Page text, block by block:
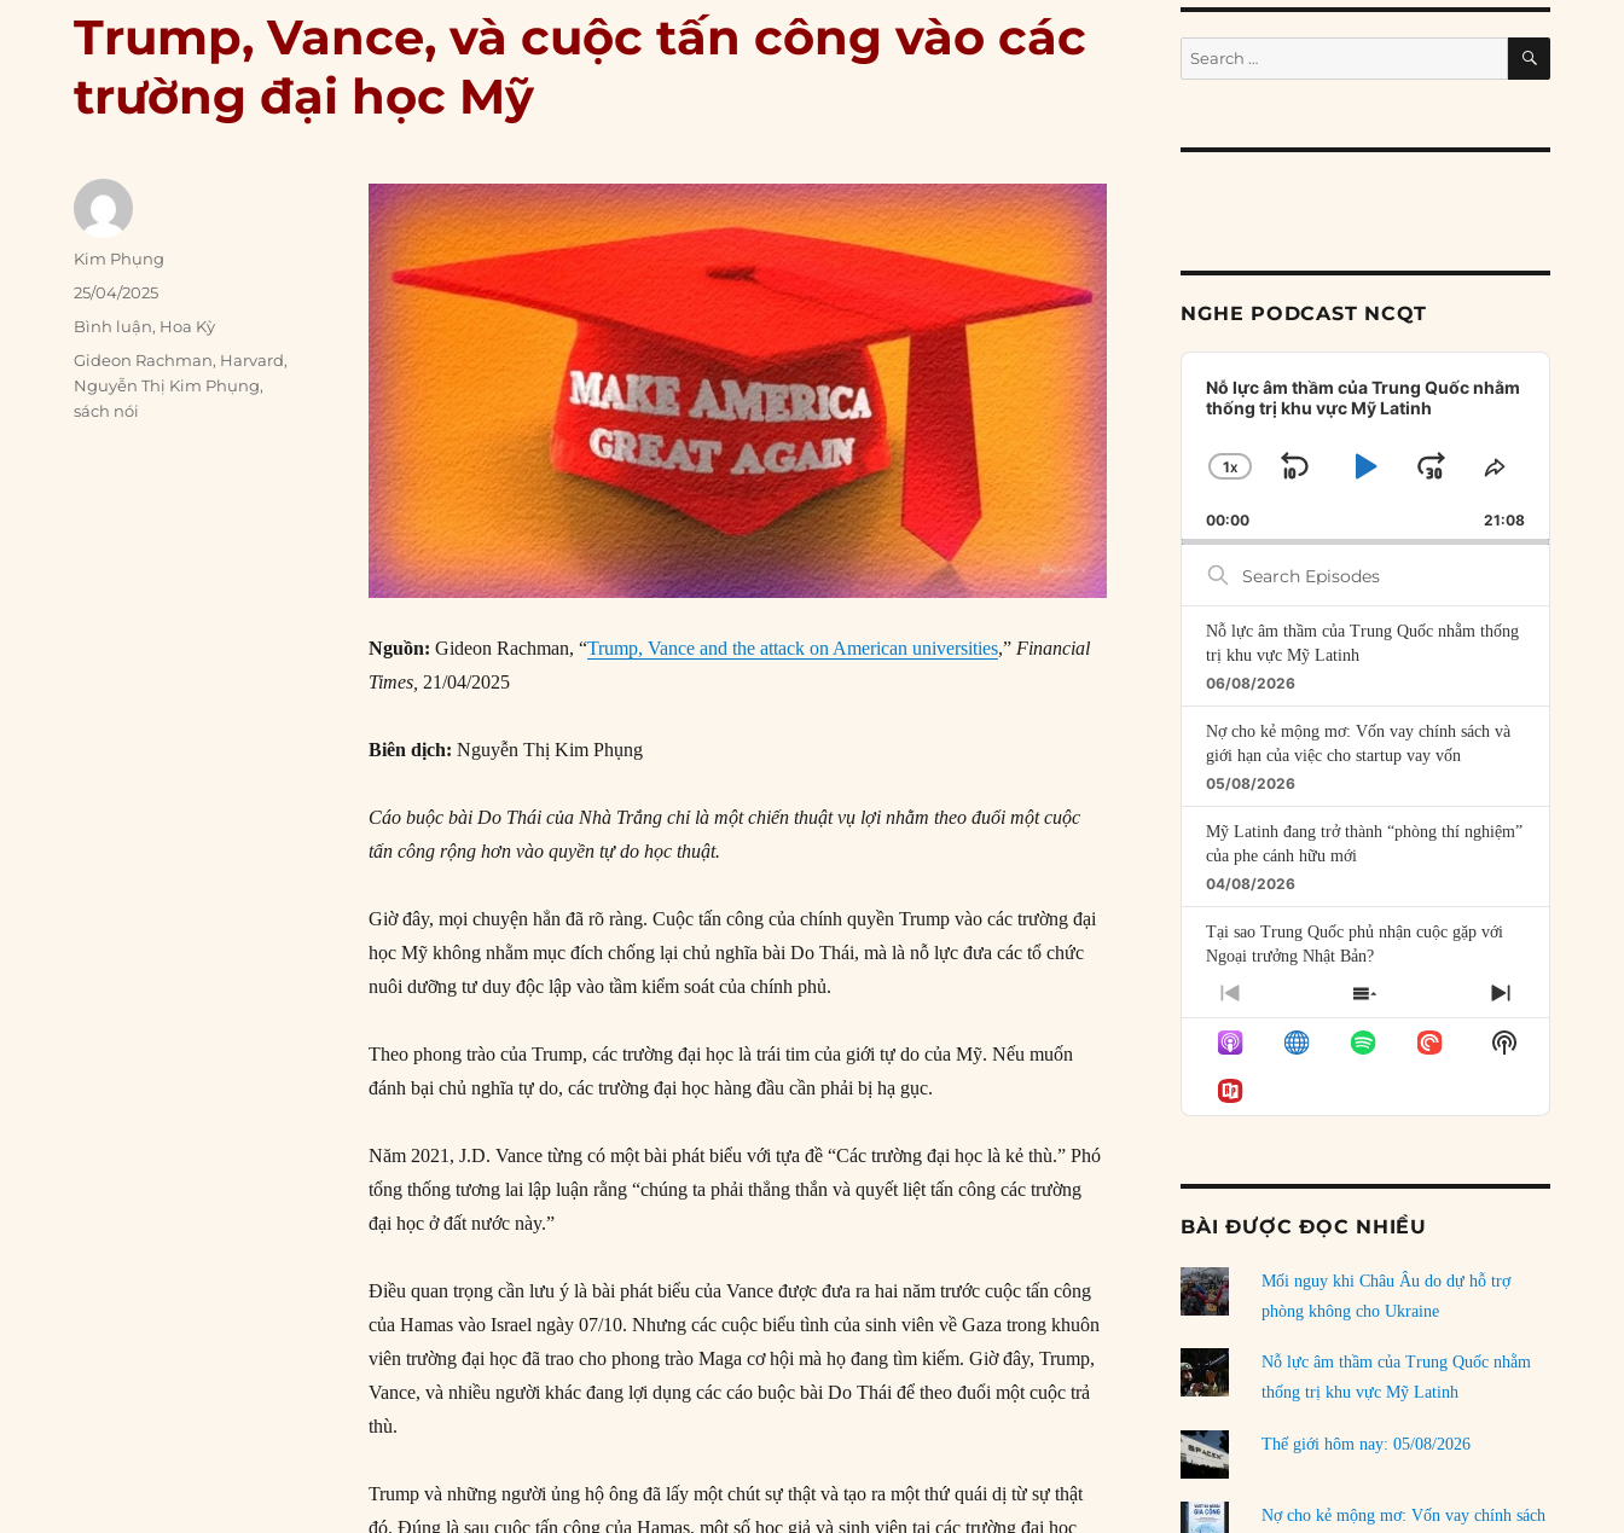
Trump, Vance, và cuộc tấn công vào các
trường đại học Mỹ
Nguồn: Gideon Rachman, “Trump, Vance and the attack on American universities,” Financial
Times, 21/04/2025
Biên dịch: Nguyễn Thị Kim Phụng
Cáo buộc bài Do Thái của Nhà Trắng chỉ là một chiến thuật vụ lợi nhằm theo đuổi một cuộc
tấn công rộng hơn vào quyền tự do học thuật.
Giờ đây, mọi chuyện hẳn đã rõ ràng. Cuộc tấn công của chính quyền Trump vào các trường đại
học Mỹ không nhằm mục đích chống lại chủ nghĩa bài Do Thái, mà là nỗ lực đưa các tổ chức
nuôi dưỡng tư duy độc lập vào tầm kiểm soát của chính phủ.
Theo phong trào của Trump, các trường đại học là trái tim của giới tự do của Mỹ. Nếu muốn
đánh bại chủ nghĩa tự do, các trường đại học hàng đầu cần phải bị hạ gục.
Năm 2021, J.D. Vance từng có một bài phát biểu với tựa đề “Các trường đại học là kẻ thù.” Phó
tổng thống tương lai lập luận rằng “chúng ta phải thẳng thắn và quyết liệt tấn công các trường
đại học ở đất nước này.”
Điều quan trọng cần lưu ý là bài phát biểu của Vance được đưa ra hai năm trước cuộc tấn công
của Hamas vào Israel ngày 07/10. Nhưng các cuộc biểu tình của sinh viên về Gaza trong khuôn
viên trường đại học đã trao cho phong trào Maga cơ hội mà họ đang tìm kiếm. Giờ đây, Trump,
Vance, và nhiều người khác đang lợi dụng các cáo buộc bài Do Thái để theo đuổi một cuộc trả
thù.
Trump và những người ủng hộ ông đã lấy một chút sự thật và tạo ra một thứ quái dị từ sự thật
đó. Đúng là sau cuộc tấn công của Hamas, một số học giả và sinh viên tại các trường đại học
Author
Kim Phụng
Posted
on
25/04/2025
Categories
Bình luận, Hoa Kỳ
Tags
Gideon Rachman, Harvard,
Nguyễn Thị Kim Phụng,
sách nói
Search
for:
SEARCH
NGHE PODCAST NCQT
Audio
Player
Nỗ lực âm thầm của Trung Quốc nhằm
thống trị khu vực Mỹ Latinh
CHANGE
RATE
1X
SKIP
BACKWARD
PLAYJUMP
FORWARD
SHARE
EPISODE
00:00 21:08
Search
Episodes
Nỗ lực âm thầm của Trung Quốc nhằm thống
trị khu vực Mỹ Latinh
06/08/2026
Nợ cho kẻ mộng mơ: Vốn vay chính sách và
giới hạn của việc cho startup vay vốn
05/08/2026
Mỹ Latinh đang trở thành “phòng thí nghiệm”
của phe cánh hữu mới
04/08/2026
Tại sao Trung Quốc phủ nhận cuộc gặp với
Ngoại trưởng Nhật Bản?
04/08/2026
Điểm mù chiến lược của Trump tại Thái Bình
Dương
03/08/2026
rủi ro
01/08/2026
31/07/2026
phải chịu đựng?
30/07/2026
Tập tìm cách chôn vùi bê bối chấn động vòng
PREVIOUS
EPISODE
SHOW
EPISODES
LIST
NEXT
EPISODE
Show
Podcast
BÀI ĐƯỢC ĐỌC NHIỀU
Mối nguy khi Châu Âu do dự hỗ trợ
phòng không cho Ukraine
Nỗ lực âm thầm của Trung Quốc nhằm
thống trị khu vực Mỹ Latinh
Thế giới hôm nay: 05/08/2026
Nợ cho kẻ mộng mơ: Vốn vay chính sách